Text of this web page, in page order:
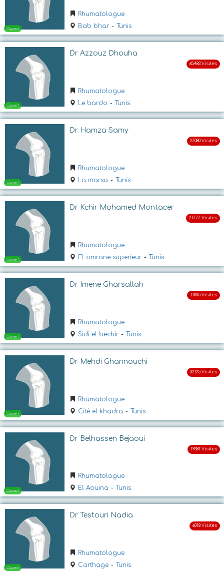
Ouvert
Ouvert
Ouvert
Ouvert
Rhumatologue
Bab bhar - Tunis
Dr Azzouz Dhouha
Rhumatologue
Le bardo - Tunis
Dr Hamza Samy
Rhumatologue
La marsa - Tunis
Dr Kchir Mohamed Montacer
Rhumatologue
El omrane superieur - Tunis
Dr Imene Gharsallah
Rhumatologue
Sidi el bechir - Tunis
Dr Mehdi Ghannouchi
Rhumatologue
Cité el khadra - Tunis
Dr Belhassen Bejaoui
Rhumatologue
El Aouina - Tunis
Dr Testouri Nadia
Rhumatologue
Carthage - Tunis